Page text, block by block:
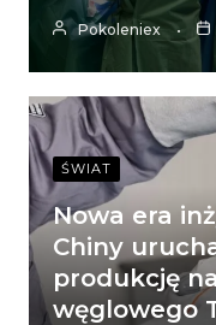
Pokoleniex
ŚWIAT
Nowa era
Chiny
produkcję
węglowego